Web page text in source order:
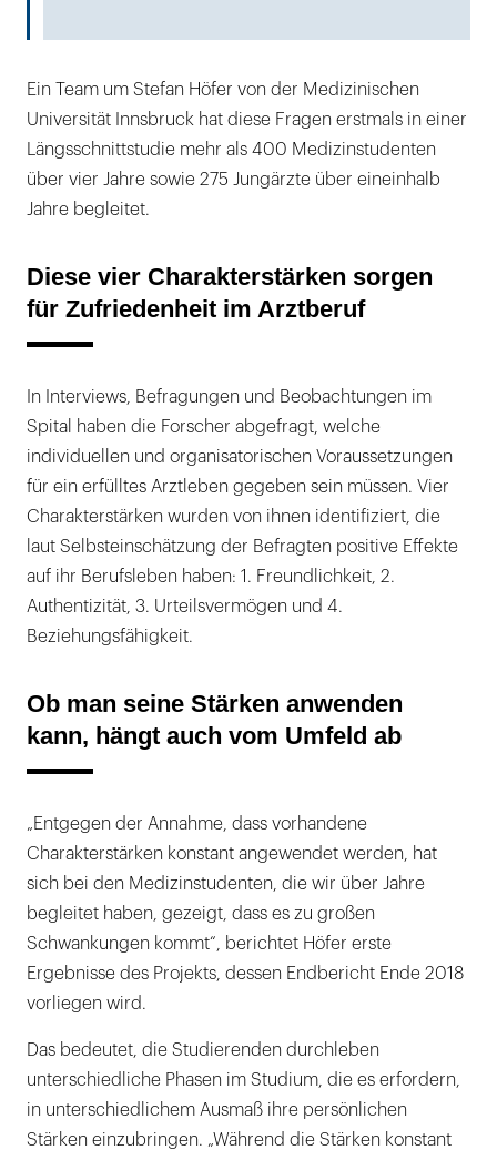
Ein Team um Stefan Höfer von der Medizinischen
Universität Innsbruck hat diese Fragen erstmals in einer
Längsschnittstudie mehr als 400 Medizinstudenten
über vier Jahre sowie 275 Jungärzte über eineinhalb
Jahre begleitet.
Diese vier Charakterstärken sorgen
für Zufriedenheit im Arztberuf
In Interviews, Befragungen und Beobachtungen im
Spital haben die Forscher abgefragt, welche
individuellen und organisatorischen Voraussetzungen
für ein erfülltes Arztleben gegeben sein müssen. Vier
Charakterstärken wurden von ihnen identifiziert, die
laut Selbsteinschätzung der Befragten positive Effekte
auf ihr Berufsleben haben: 1. Freundlichkeit, 2.
Authentizität, 3. Urteilsvermögen und 4.
Beziehungsfähigkeit.
Ob man seine Stärken anwenden
kann, hängt auch vom Umfeld ab
„Entgegen der Annahme, dass vorhandene
Charakterstärken konstant angewendet werden, hat
sich bei den Medizinstudenten, die wir über Jahre
begleitet haben, gezeigt, dass es zu großen
Schwankungen kommt“, berichtet Höfer erste
Ergebnisse des Projekts, dessen Endbericht Ende 2018
vorliegen wird.
Das bedeutet, die Studierenden durchleben
unterschiedliche Phasen im Studium, die es erfordern,
in unterschiedlichem Ausmaß ihre persönlichen
Stärken einzubringen. „Während die Stärken konstant